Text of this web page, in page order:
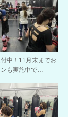
中！11月末までお
も実施中で…